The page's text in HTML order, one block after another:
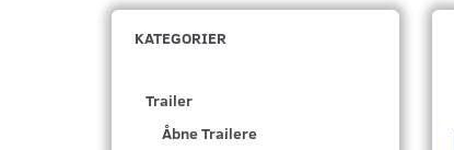
KATEGORIER
Trailer
Åbne Trailere